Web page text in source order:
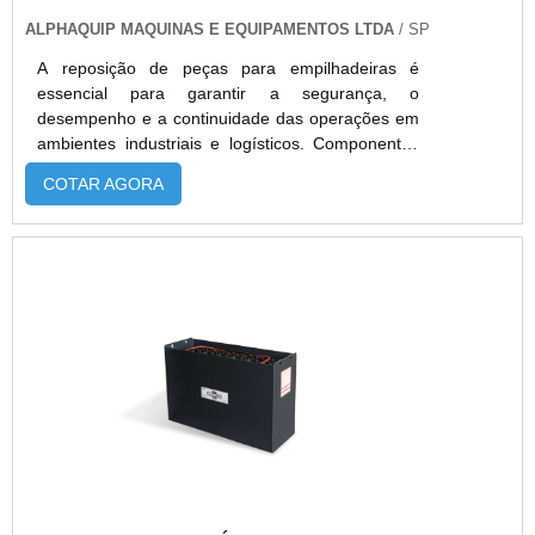
ALPHAQUIP MAQUINAS E EQUIPAMENTOS LTDA / SP
A reposição de peças para empilhadeiras é
essencial para garantir a segurança, o
desempenho e a continuidade das operações em
ambientes industriais e logísticos. Componentes
como pneus, freios, baterias, motores e sistemas
hidráulicos devem ser substituídos conforme o
paradas inesperadas e prolongando a vida útil
confiáveis para manter suas empilhadeiras
operando com eficiência e segurança. A
Alphaquip oferece uma ampla variedade de peças
originais e homologadas das marcas Paletrans,
Clark e outros fabricantes de referência. Com um
COTAR AGORA